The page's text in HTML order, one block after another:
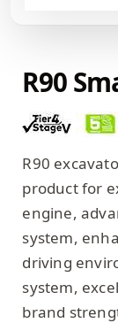
R90
R90
product for
engine,
system,
driving
system,
brand